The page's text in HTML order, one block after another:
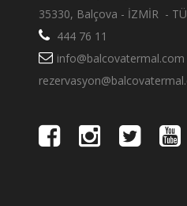
35330, Balçova - İZMİR -
444 76 11
info@balcovatermal.com